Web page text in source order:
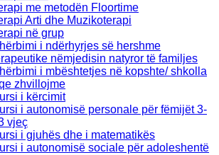
me metodën Floortime
Arti dhe Muzikoterapi
në grup
i ndërhyrjes së hershme
nëmjedisin natyror të familjes
i mbështetjes në kopshte/ shkolla
zhvillojme
i kërcimit
i autonomisë personale për fëmijët 3-
vjeç
i gjuhës dhe i matematikës
i autonomisë sociale për adoleshentë